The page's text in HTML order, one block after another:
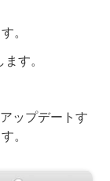
。
す。
ップデートす
。